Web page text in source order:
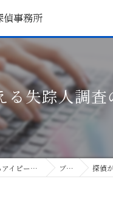
る失踪人調査
東京近郊の探偵ならアイピーユー探偵事務所 ブログ 探偵が教